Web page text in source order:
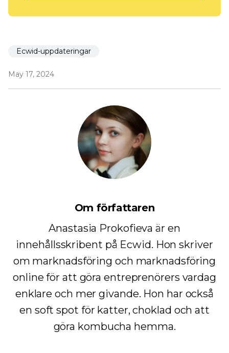
Ecwid-uppdateringar
May 17, 2024
Om författaren
Anastasia Prokofieva är en
innehållsskribent på Ecwid. Hon skriver
om marknadsföring och marknadsföring
online för att göra entreprenörers vardag
enklare och mer givande. Hon har också
en soft spot för katter, choklad och att
göra kombucha hemma.